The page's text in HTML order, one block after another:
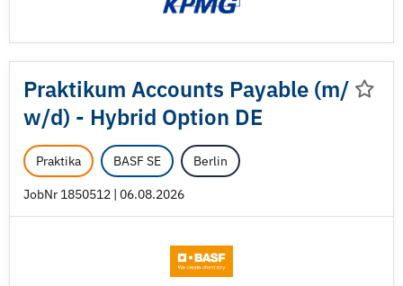
Praktikum Accounts Payable (m/
w/d) - Hybrid Option DE
Praktika BASF SE Berlin
JobNr 1850512 | 06.08.2026